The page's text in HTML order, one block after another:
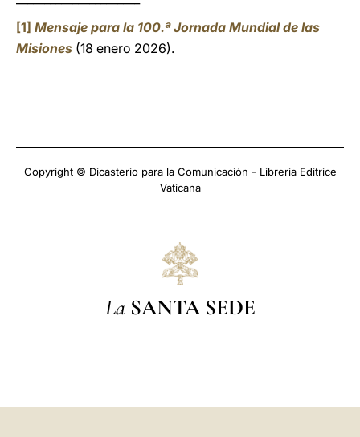
[1] Mensaje para la 100.ª Jornada Mundial de las
Misiones (18 enero 2026).
Copyright © Dicasterio para la Comunicación - Libreria Editrice
Vaticana
La SANTA SEDE